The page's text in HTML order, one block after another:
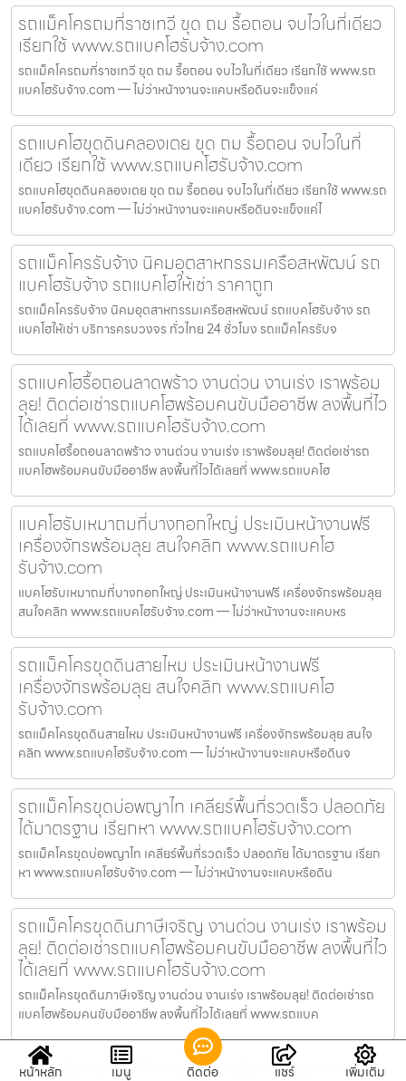
รถแม็คโครถมที่ราชเทวี ขุด ถม รื้อถอน จบไวในที่เดียว
เรียกใช้ www.รถแบคโฮรับจ้าง.com
รถแม็คโครถมที่ราชเทวี ขุด ถม รื้อถอน จบไวในที่เดียว เรียกใช้ www.รถ
แบคโฮรับจ้าง.com — ไม่ว่าหน้างานจะแคบหรือดินจะแข็งแค่
รถแบคโฮขุดดินคลองเตย ขุด ถม รื้อถอน จบไวในที่
เดียว เรียกใช้ www.รถแบคโฮรับจ้าง.com
รถแบคโฮขุดดินคลองเตย ขุด ถม รื้อถอน จบไวในที่เดียว เรียกใช้ www.รถ
แบคโฮรับจ้าง.com — ไม่ว่าหน้างานจะแคบหรือดินจะแข็งแค่ไ
รถแม็คโครรับจ้าง นิคมอุตสาหกรรมเครือสหพัฒน์ รถ
แบคโฮรับจ้าง รถแบคโฮให้เช่า ราคาถูก
รถแม็คโครรับจ้าง นิคมอุตสาหกรรมเครือสหพัฒน์ รถแบคโฮรับจ้าง รถ
แบคโฮให้เช่า บริการครบวงจร ทั่วไทย 24 ชั่วโมง รถแม็คโครรับจ
รถแบคโฮรื้อถอนลาดพร้าว งานด่วน งานเร่ง เราพร้อม
ลุย! ติดต่อเช่ารถแบคโฮพร้อมคนขับมืออาชีพ ลงพื้นที่ไว
ได้เลยที่ www.รถแบคโฮรับจ้าง.com
รถแบคโฮรื้อถอนลาดพร้าว งานด่วน งานเร่ง เราพร้อมลุย! ติดต่อเช่ารถ
แบคโฮพร้อมคนขับมืออาชีพ ลงพื้นที่ไวได้เลยที่ www.รถแบคโฮ
แบคโฮรับเหมาถมที่บางกอกใหญ่ ประเมินหน้างานฟรี
เครื่องจักรพร้อมลุย สนใจคลิก www.รถแบคโฮ
รับจ้าง.com
แบคโฮรับเหมาถมที่บางกอกใหญ่ ประเมินหน้างานฟรี เครื่องจักรพร้อมลุย
สนใจคลิก www.รถแบคโฮรับจ้าง.com — ไม่ว่าหน้างานจะแคบหร
รถแม็คโครขุดดินสายไหม ประเมินหน้างานฟรี
เครื่องจักรพร้อมลุย สนใจคลิก www.รถแบคโฮ
รับจ้าง.com
รถแม็คโครขุดดินสายไหม ประเมินหน้างานฟรี เครื่องจักรพร้อมลุย สนใจ
คลิก www.รถแบคโฮรับจ้าง.com — ไม่ว่าหน้างานจะแคบหรือดินจ
รถแม็คโครขุดบ่อพญาไท เคลียร์พื้นที่รวดเร็ว ปลอดภัย
ได้มาตรฐาน เรียกหา www.รถแบคโฮรับจ้าง.com
รถแม็คโครขุดบ่อพญาไท เคลียร์พื้นที่รวดเร็ว ปลอดภัย ได้มาตรฐาน เรียก
หา www.รถแบคโฮรับจ้าง.com — ไม่ว่าหน้างานจะแคบหรือดิน
รถแม็คโครขุดดินภาษีเจริญ งานด่วน งานเร่ง เราพร้อม
ลุย! ติดต่อเช่ารถแบคโฮพร้อมคนขับมืออาชีพ ลงพื้นที่ไว
ได้เลยที่ www.รถแบคโฮรับจ้าง.com
รถแม็คโครขุดดินภาษีเจริญ งานด่วน งานเร่ง เราพร้อมลุย! ติดต่อเช่ารถ
แบคโฮพร้อมคนขับมืออาชีพ ลงพื้นที่ไวได้เลยที่ www.รถแบค
แบคโฮรับเหมาถมที่บางพลัด งานด่วน งานเร่ง เรา
หน้าหลัก เมนู ติดต่อ แชร์ เพิ่มเติม